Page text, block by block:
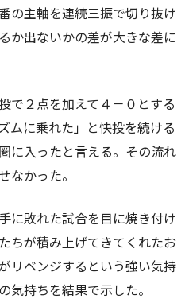
の主軸を連続三振で切り抜け
か出ないかの差が大きな差に
で２点を加えて４－０とする
ムに乗れた」と快投を続ける
に入ったと言える。その流れ
なかった。
に敗れた試合を目に焼き付け
ちが積み上げてきてくれたお
リベンジするという強い気持
気持ちを結果で示した。